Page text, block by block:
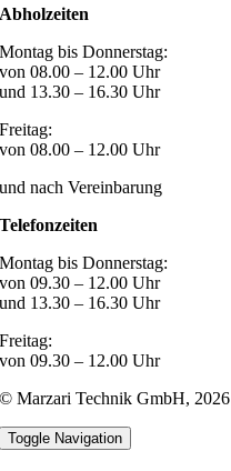
Abholzeiten
Montag bis Donnerstag:
von 08.00 – 12.00 Uhr
und 13.30 – 16.30 Uhr
Freitag:
von 08.00 – 12.00 Uhr
und nach Vereinbarung
Telefonzeiten
Montag bis Donnerstag:
von 09.30 – 12.00 Uhr
und 13.30 – 16.30 Uhr
Freitag:
von 09.30 – 12.00 Uhr
© Marzari Technik GmbH,2026
Toggle Navigation